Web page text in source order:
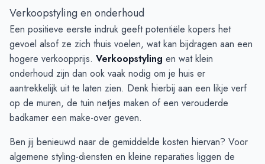
Verkoopstyling en onderhoud
Een positieve eerste indruk geeft potentiële kopers het
gevoel alsof ze zich thuis voelen, wat kan bijdragen aan een
hogere verkoopprijs. Verkoopstyling en wat klein
onderhoud zijn dan ook vaak nodig om je huis er
aantrekkelijk uit te laten zien. Denk hierbij aan een likje verf
op de muren, de tuin netjes maken of een verouderde
badkamer een make-over geven.
Ben jij benieuwd naar de gemiddelde kosten hiervan? Voor
algemene styling-diensten en kleine reparaties liggen de